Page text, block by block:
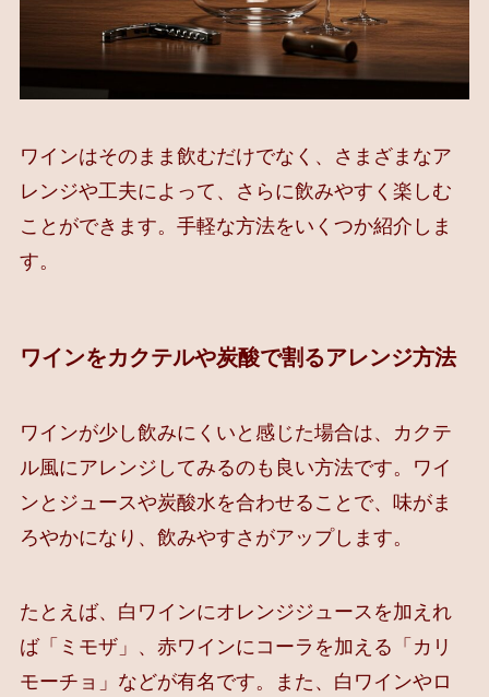
ワインはそのまま飲むだけでなく、さまざまなア
レンジや工夫によって、さらに飲みやすく楽しむ
ことができます。手軽な方法をいくつか紹介しま
す。
ワインをカクテルや炭酸で割るアレンジ方法
ワインが少し飲みにくいと感じた場合は、カクテ
ル風にアレンジしてみるのも良い方法です。ワイ
ンとジュースや炭酸水を合わせることで、味がま
ろやかになり、飲みやすさがアップします。
たとえば、白ワインにオレンジジュースを加えれ
ば「ミモザ」、赤ワインにコーラを加える「カリ
モーチョ」などが有名です。また、白ワインやロ